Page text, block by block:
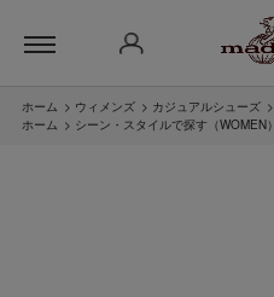
ホーム > ウィメンズ > カジュアルシューズ >
ホーム > シーン・スタイルで探す（WOMEN）